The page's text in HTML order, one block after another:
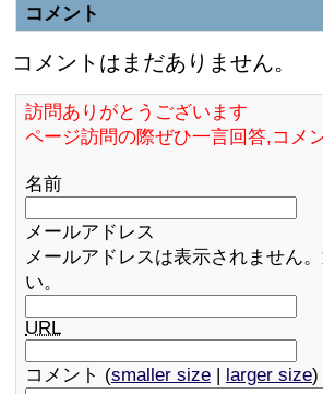
コメント
コメントはまだありません。
訪問ありがとうございます
ページ訪問の際ぜひ一言回答,コメ
名前
メールアドレス
メールアドレスは表示されません
い。
URL
コメント (smaller size | larger size)